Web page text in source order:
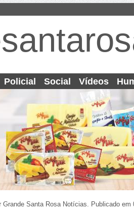
Policial Social Vídeos
Grande Santa Rosa Notícias. Publicado em